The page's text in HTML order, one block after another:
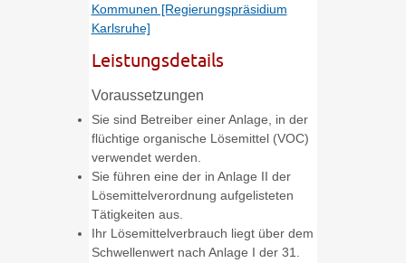
Kommunen [Regierungspräsidium
Karlsruhe]
Leistungsdetails
Voraussetzungen
Sie sind Betreiber einer Anlage, in der
flüchtige organische Lösemittel (VOC)
verwendet werden.
Sie führen eine der in Anlage II der
Lösemittelverordnung aufgelisteten
Tätigkeiten aus.
Ihr Lösemittelverbrauch liegt über dem
Schwellenwert nach Anlage I der 31.